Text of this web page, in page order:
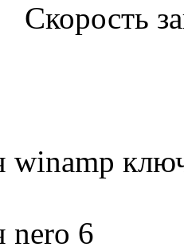
Скорость
winamp
nero 6